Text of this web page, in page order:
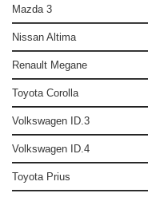
Mazda 3
Nissan Altima
Renault Megane
Toyota Corolla
Volkswagen ID.3
Volkswagen ID.4
Toyota Prius